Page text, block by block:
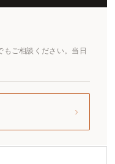
ご相談ください。当日
›